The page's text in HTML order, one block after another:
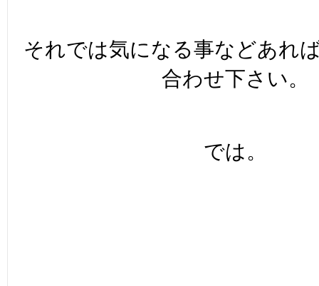
それでは気になる事などあれ
合わせ下さい。
では。